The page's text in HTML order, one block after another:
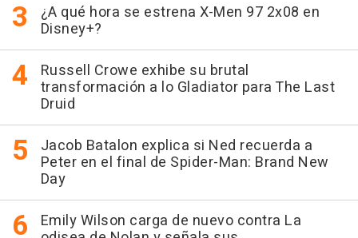
¿A qué hora se estrena X-Men 97 2x08 en
Disney+?
Russell Crowe exhibe su brutal
transformación a lo Gladiator para The Last
Druid
Jacob Batalon explica si Ned recuerda a
Peter en el final de Spider-Man: Brand New
Day
Emily Wilson carga de nuevo contra La